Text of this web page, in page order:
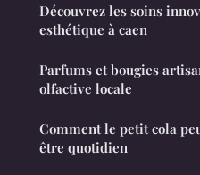
Découvrez les soins
esthétique à caen
Parfums et bougies
olfactive locale
Comment le petit cola
être quotidien